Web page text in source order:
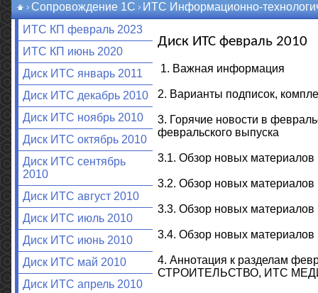
Сопровождение 1С
ИТС Информационно-
ИТС КП февраль 2023
ИТС КП июнь 2020
Диск ИТС январь 2011
Диск ИТС декабрь 2010
Диск ИТС ноябрь 2010
Диск ИТС октябрь 2010
Диск ИТС сентябрь
2010
Диск ИТС август 2010
Диск ИТС июль 2010
Диск ИТС июнь 2010
Диск ИТС май 2010
Диск ИТС апрель 2010
Диск ИТС февраль 2010
1. Важная информация
2. Варианты подписок,
3. Горячие новости в
февральского выпуска
3.1. Обзор новых
3.2. Обзор новых
3.3. Обзор новых
3.4. Обзор новых
4. Аннотация к разделам
СТРОИТЕЛЬСТВО, ИТС